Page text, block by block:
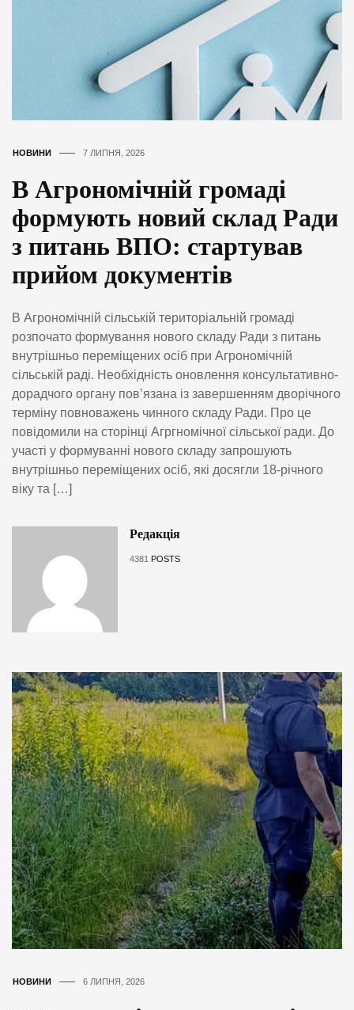
НОВИНИ 7 ЛИПНЯ, 2026
В Агрономічній громаді
формують новий склад Ради
з питань ВПО: стартував
прийом документів
В Агрономічній сільській територіальній громаді
розпочато формування нового складу Ради з питань
внутрішньо переміщених осіб при Агрономічній
сільській раді. Необхідність оновлення консультативно-
дорадчого органу пов’язана із завершенням дворічного
терміну повноважень чинного складу Ради. Про це
повідомили на сторінці Агргномічної сільської ради. До
участі у формуванні нового складу запрошують
внутрішньо переміщених осіб, які досягли 18-річного
віку та […]
Редакція
4381 POSTS
НОВИНИ 6 ЛИПНЯ, 2026